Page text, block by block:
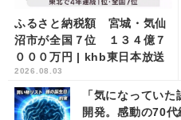
ふるさと納税額 宮城・気仙
沼市が全国７位 １３４億７
０００万円 | khb東日本放送
2026.08.03
「気になってい
開発。感動の70代